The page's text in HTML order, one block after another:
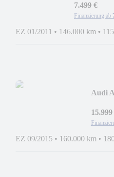
NEU
7.499 €
Finanzierung ab
EZ 01/2011 • 146.000 km •
Audi
15.999
EZ 09/2015 • 160.000 km •